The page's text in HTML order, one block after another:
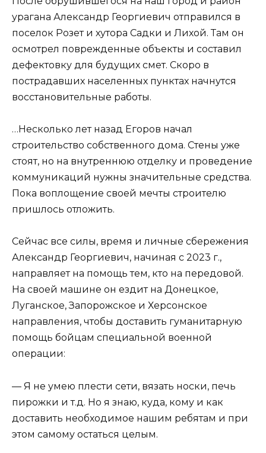
урагана Александр Георгиевич отправился в
поселок Розет и хутора Садки и Лихой. Там он
осмотрел поврежденные объекты и составил
дефектовку для будущих смет. Скоро в
пострадавших населенных пунктах начнутся
восстановительные работы.
…Несколько лет назад Егоров начал
строительство собственного дома. Стены уже
стоят, но на внутреннюю отделку и проведение
коммуникаций нужны значительные средства.
Пока воплощение своей мечты строителю
пришлось отложить.
Сейчас все силы, время и личные сбережения
Александр Георгиевич, начиная с 2023 г.,
направляет на помощь тем, кто на передовой.
На своей машине он ездит на Донецкое,
Луганское, Запорожское и Херсонское
направления, чтобы доставить гуманитарную
помощь бойцам специальной военной
операции:
— Я не умею плести сети, вязать носки, печь
пирожки и т.д. Но я знаю, куда, кому и как
доставить необходимое нашим ребятам и при
этом самому остаться целым.